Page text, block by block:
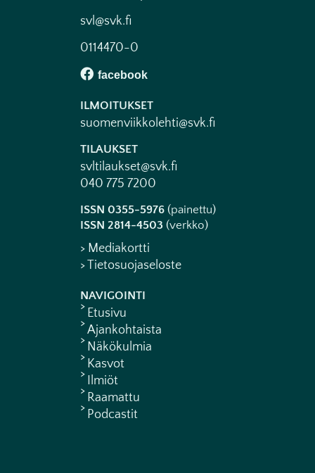
svl@svk.fi
0114470-0
ILMOITUKSET
suomenviikkolehti@svk.fi
TILAUKSET
svltilaukset@svk.fi
040 775 7200
ISSN 0355-5976 (painettu)
ISSN 2814-4503 (verkko)
> Mediakortti
> Tietosuojaseloste
NAVIGOINTI
Etusivu
Ajankohtaista
Näkökulmia
Kasvot
Ilmiöt
Raamattu
Podcastit